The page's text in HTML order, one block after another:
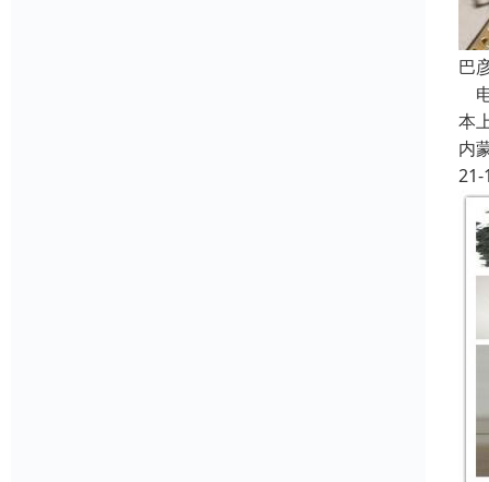
巴
本
内
21-